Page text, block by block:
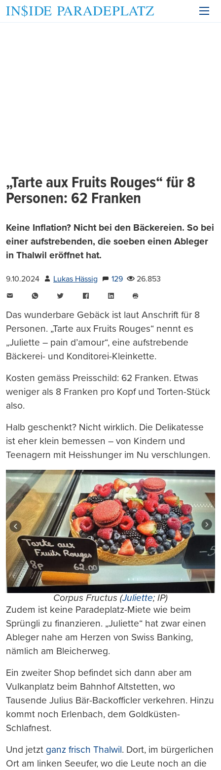
„Tarte aux Fruits Rouges“ für 8
Personen: 62 Franken
Keine Inflation? Nicht bei den Bäckereien. So bei
einer aufstrebenden, die soeben einen Ableger
in Thalwil eröffnet hat.
9.10.2024 Lukas Hässig 129
26.853
WhatsAppTwitter FacebookLinkedIn
drucken
Das wunderbare Gebäck ist laut Anschrift für 8
Personen. „Tarte aux Fruits Rouges“ nennt es
„Juliette – pain d’amour“, eine aufstrebende
Bäckerei- und Konditorei-Kleinkette.
Kosten gemäss Preisschild: 62 Franken. Etwas
weniger als 8 Franken pro Kopf und Torten-Stück
also.
Halb geschenkt? Nicht wirklich. Die Delikatesse
ist eher klein bemessen – von Kindern und
Teenagern mit Heisshunger im Nu verschlungen.
Corpus Fructus (Juliette; IP)
Zudem ist keine Paradeplatz-Miete wie beim
Sprüngli zu finanzieren. „Juliette“ hat zwar einen
Ableger nahe am Herzen von Swiss Banking,
nämlich am Bleicherweg.
Ein zweiter Shop befindet sich dann aber am
Vulkanplatz beim Bahnhof Altstetten, wo
Tausende Julius Bär-Backofficler verkehren. Hinzu
kommt noch Erlenbach, dem Goldküsten-
Schlafnest.
Und jetzt ganz frisch Thalwil. Dort, im bürgerlichen
Ort am linken Seeufer, wo die Leute noch an die